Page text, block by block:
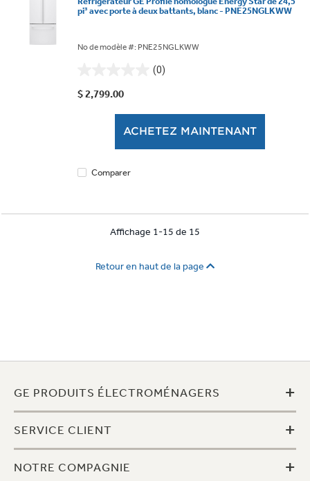
pi³ avec porte à deux battants, blanc - PNE25NGLKWW
No de modèle #: PNE25NGLKWW
(0)
étoile(s)
$ 2,799.00
ACHETEZ MAINTENANT
Comparer
Affichage 1-15 de 15
Retour en haut de la page
GE PRODUITS ÉLECTROMÉNAGERS +
SERVICE CLIENT +
NOTRE COMPAGNIE +